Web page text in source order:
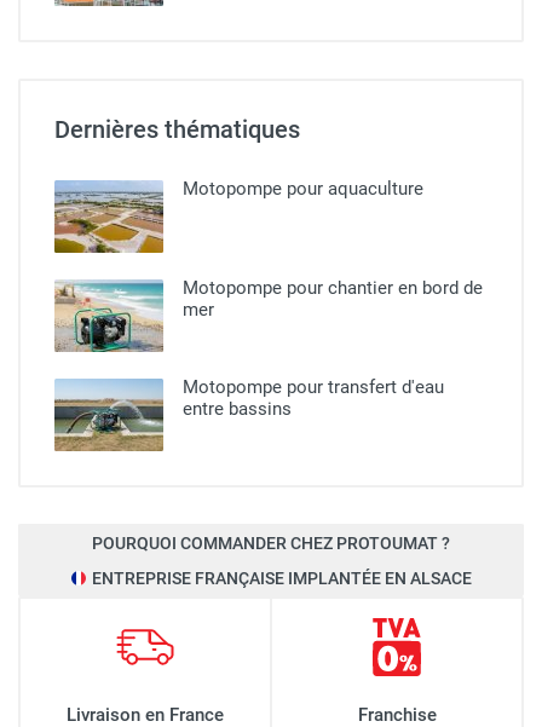
Dernières thématiques
Motopompe pour aquaculture
Motopompe pour chantier en bord de
mer
Motopompe pour transfert d'eau
entre bassins
POURQUOI COMMANDER CHEZ PROTOUMAT ?
ENTREPRISE FRANÇAISE IMPLANTÉE EN ALSACE
Livraison en France
Franchise